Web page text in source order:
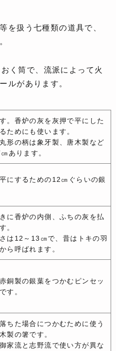
を扱う七種類の道具で、
く筒で、流派によって火
ルがあります。
。香炉の灰を灰押で平にした
ためにも使います。
形の柄は象牙製、唐木製など
あります。
にするための12㎝ぐらいの銀
に香炉の内側、ふちの灰を払
。
は12～13㎝で、昔はトキの羽
ら呼ばれます。
銅製の銀葉をつかむピンセッ
す。
ちた場合につかむために使う
製の箸です。
家流と志野流で使い方が異な